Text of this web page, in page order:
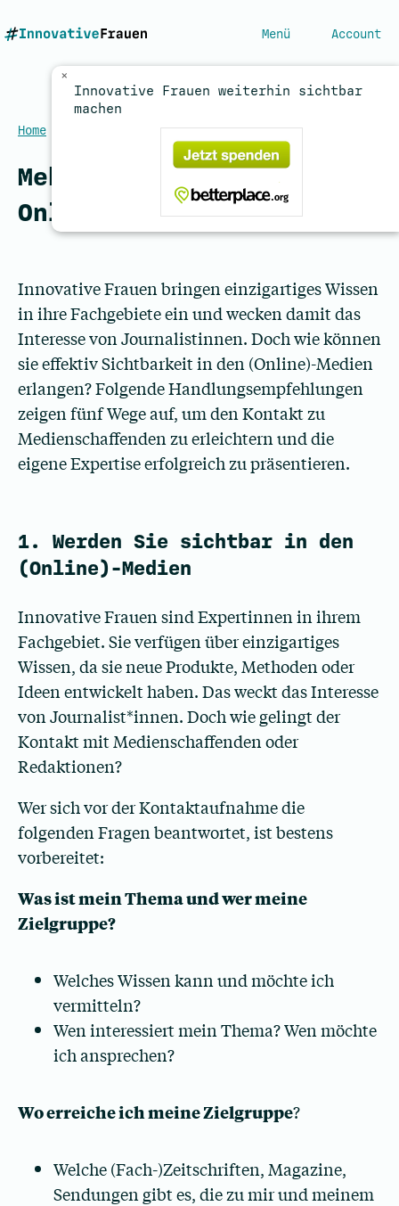
×
Innovative Frauen weiterhin sichtbar
machen
Menü Account
Home Online-News Handlungsempfehlungen
Mehr Präsenz in den
Online-News
Innovative Frauen bringen einzigartiges Wissen
in ihre Fachgebiete ein und wecken damit das
Interesse von Journalistinnen. Doch wie können
sie effektiv Sichtbarkeit in den (Online)-Medien
erlangen? Folgende Handlungsempfehlungen
zeigen fünf Wege auf, um den Kontakt zu
Medienschaffenden zu erleichtern und die
eigene Expertise erfolgreich zu präsentieren.
1. Werden Sie sichtbar in den
(Online)-Medien
Innovative Frauen sind Expertinnen in ihrem
Fachgebiet. Sie verfügen über einzigartiges
Wissen, da sie neue Produkte, Methoden oder
Ideen entwickelt haben. Das weckt das Interesse
von Journalist*innen. Doch wie gelingt der
Kontakt mit Medienschaffenden oder
Redaktionen?
Wer sich vor der Kontaktaufnahme die
folgenden Fragen beantwortet, ist bestens
vorbereitet:
Was ist mein Thema und wer meine
Zielgruppe?
Welches Wissen kann und möchte ich
vermitteln?
Wen interessiert mein Thema? Wen möchte
ich ansprechen?
Wo erreiche ich meine Zielgruppe?
Welche (Fach-)Zeitschriften, Magazine,
Sendungen gibt es, die zu mir und meinem